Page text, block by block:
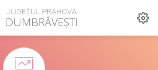
JUDEȚUL PRAHOVA
DUMBRĂVEȘTI